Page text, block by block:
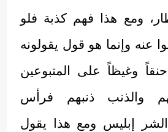
ومع هذا فهم كذبة فلو
عنه وإنما هو قول يقولونه
حنقاً وغيظاً على المتبوعين
والذنب ذنبهم فرأس
إبليس ومع هذا يقول